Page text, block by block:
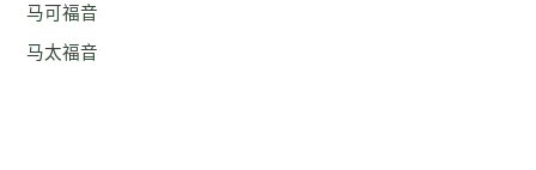
马可福音
马太福音